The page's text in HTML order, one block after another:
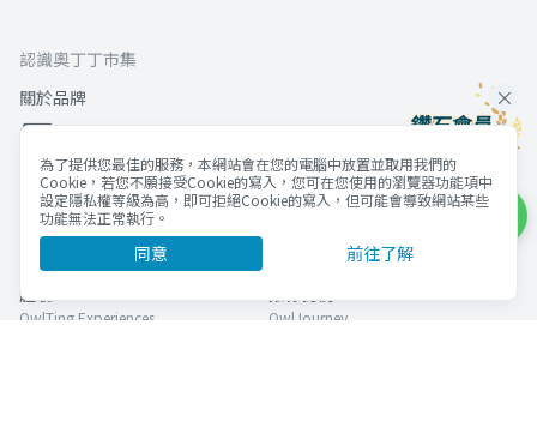
認識奧丁丁市集
關於品牌
奧丁丁集團
官方網站
OwlTing Market
體驗
OwlTing Experiences
揪你訂房
OwlJourney
為了提供您最佳的服務，本網站會在您的電腦中放置並取用我們的
Cookie，若您不願接受Cookie的寫入，您可在您使用的瀏覽器功能項中
設定隱私權等級為高，即可拒絕Cookie的寫入，但可能會導致網站某些
功能無法正常執行。
同意 前往了解